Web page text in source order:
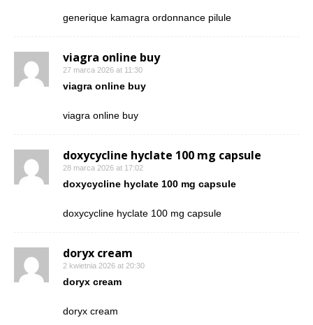
generique kamagra ordonnance pilule
viagra online buy
27 marca 2026 at 11:30
viagra online buy
viagra online buy
doxycycline hyclate 100 mg capsule
28 marca 2026 at 17:02
doxycycline hyclate 100 mg capsule
doxycycline hyclate 100 mg capsule
doryx cream
2 kwietnia 2026 at 20:30
doryx cream
doryx cream